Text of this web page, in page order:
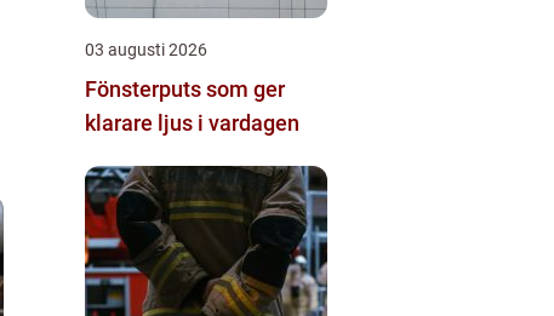
03 augusti 2026
Fönsterputs som ger
klarare ljus i vardagen